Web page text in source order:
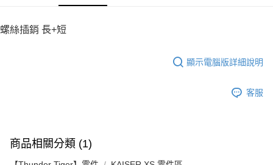
每筆NT$100，滿NT$2,000(含以上)免運費
螺絲插銷 長+短
顯示電腦版詳細說明
客服
商品相關分類 (1)